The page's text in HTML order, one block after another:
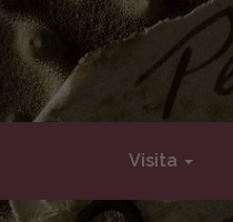
Visita